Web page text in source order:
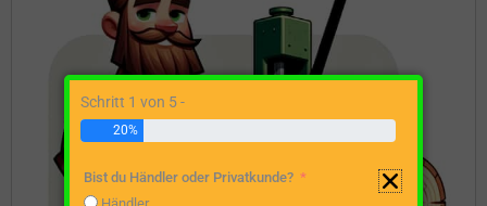
Schritt 1 von 5 -
20%
Bist du Händler oder Privatkunde?